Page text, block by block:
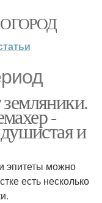
-
и
эпитеты можно
есть несколько